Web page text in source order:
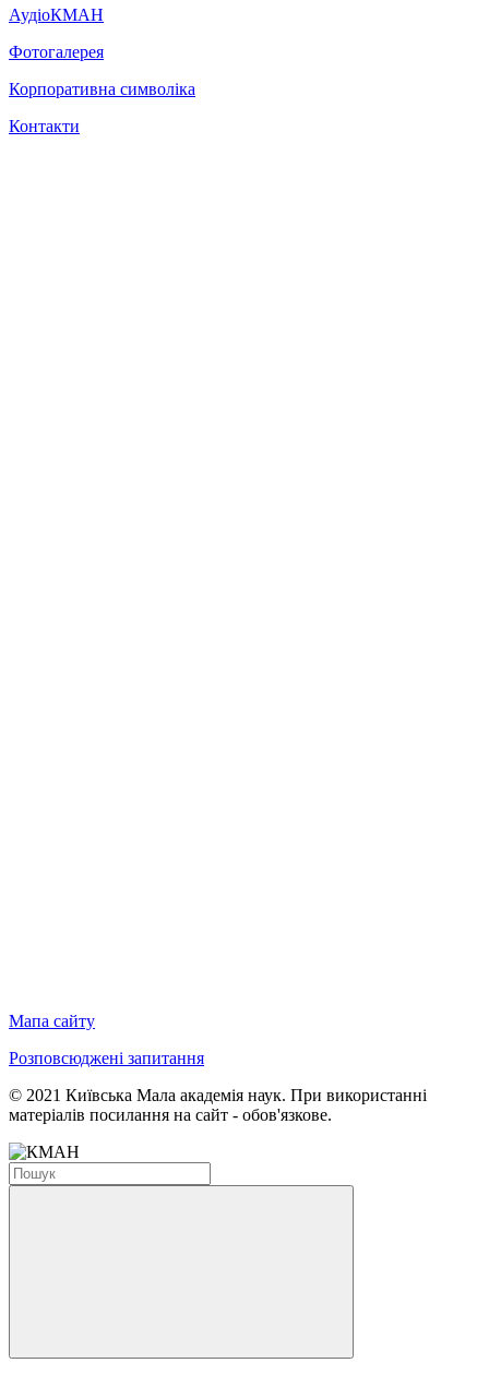
АудіоКМАН
Фотогалерея
Корпоративна символіка
Контакти
Мапа сайту
Розповсюджені запитання
© 2021 Київська Мала академія наук. При використанні
матеріалів посилання на сайт - обов'язкове.